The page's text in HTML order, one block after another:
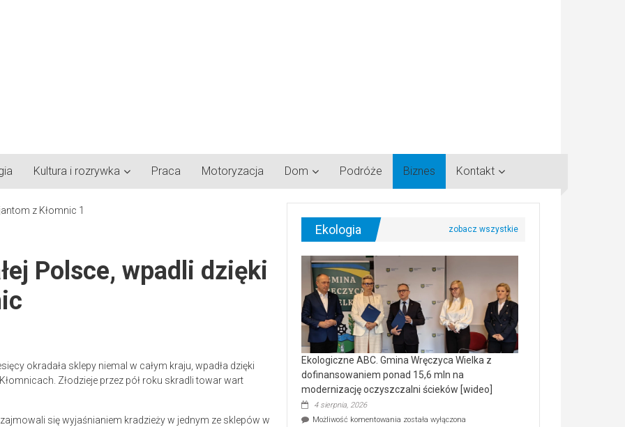
Kultura i rozrywka Praca Motoryzacja Dom Podróże Biznes Kontakt
Polsce, wpadli dzięki
okradała sklepy niemal w całym kraju, wpadła dzięki
Złodzieje przez pół roku skradli towar wart
się wyjaśnianiem kradzieży w jednym ze sklepów w
Ekologia
Ekologiczne ABC. Gmina Wręczyca Wielka z
dofinansowaniem ponad 15,6 mln na
modernizację oczyszczalni ścieków [wideo]
4 sierpnia, 2026
Możliwość komentowania Ekologiczne
została wyłączona